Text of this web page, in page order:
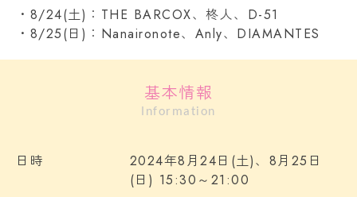
・8/24(土)：THE BARCOX、柊人、D-51
・8/25(日)：Nanaironote、Anly、DIAMANTES
基本情報
Information
日時
2024年8月24日(土)、8月25日
(日) 15:30～21:00